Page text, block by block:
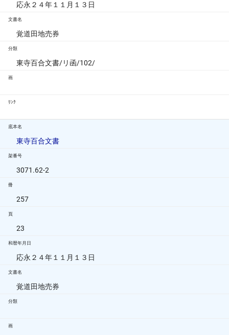
応永２４年１１月１３日
文書名
覚道田地売券
分類
東寺百合文書/リ函/102/
画
ﾘﾝｸ
底本名
東寺百合文書
架番号
3071.62-2
冊
257
頁
23
和暦年月日
応永２４年１１月１３日
文書名
覚道田地売券
分類
画